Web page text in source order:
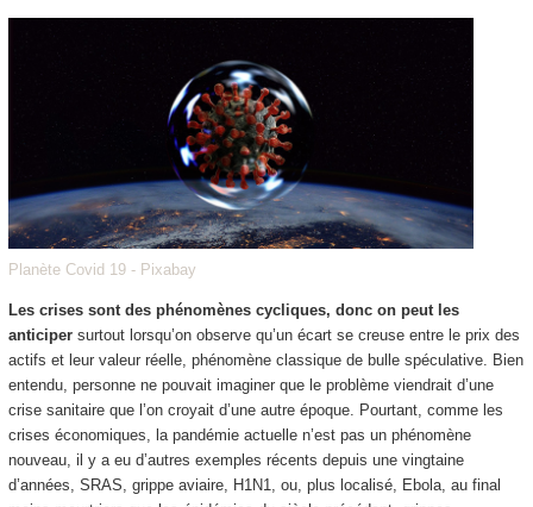
Planète Covid 19 - Pixabay
Les crises sont des phénomènes cycliques, donc on peut les
anticipersurtout lorsqu’on observe qu’un écart se creuse entre le prix des
actifs et leur valeur réelle, phénomène classique de bulle spéculative. Bien
entendu, personne ne pouvait imaginer que le problème viendrait d’une
crise sanitaire que l’on croyait d’une autre époque. Pourtant, comme les
crises économiques, la pandémie actuelle n’est pas un phénomène
nouveau, il y a eu d’autres exemples récents depuis une vingtaine
d’années, SRAS, grippe aviaire, H1N1, ou, plus localisé, Ebola, au final